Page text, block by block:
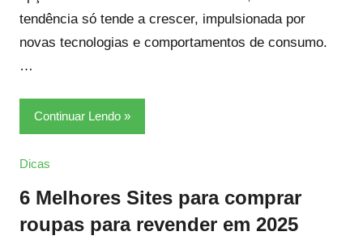
tendência só tende a crescer, impulsionada por
novas tecnologias e comportamentos de consumo.
…
Continuar Lendo
Dicas
6 Melhores Sites para comprar
roupas para revender em 2025